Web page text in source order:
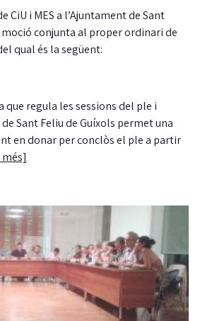
CiU i MES a l’Ajuntament de Sant
conjunta al proper ordinari de
qual és la següent:
que regula les sessions del ple i
Sant Feliu de Guíxols permet una
en donar per conclòs el ple a partir